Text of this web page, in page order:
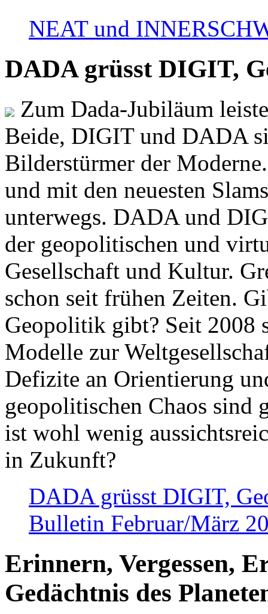
NEAT und
DADA grüsst DIGIT,
Zum Dada-Jubiläum
Beide, DIGIT und DADA
Bilderstürmer der
und mit den neuesten
unterwegs. DADA und
der geopolitischen und
Gesellschaft und Kultur.
schon seit frühen Zeiten.
Geopolitik gibt? Seit 2008
Modelle zur
Defizite an Orientierung
geopolitischen Chaos sind
ist wohl wenig
in Zukunft?
DADA grüsst DIGIT,
Bulletin Februar/März
Erinnern, Vergessen,
Gedächtnis des